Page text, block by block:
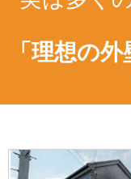
「理想の外